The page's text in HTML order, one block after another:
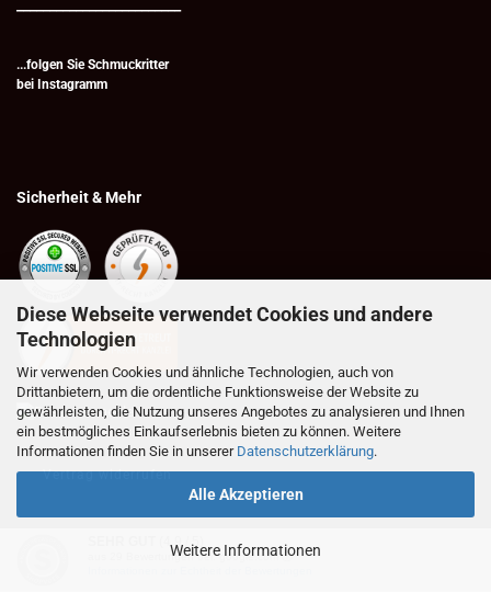
Diese Webseite verwendet Cookies und andere
Technologien
Wir verwenden Cookies und ähnliche Technologien, auch von
Drittanbietern, um die ordentliche Funktionsweise der Website zu
gewährleisten, die Nutzung unseres Angebotes zu analysieren und Ihnen
ein bestmögliches Einkaufserlebnis bieten zu können. Weitere
Informationen finden Sie in unserer Datenschutzerklärung.
Alle Akzeptieren
Weitere Informationen
...folgen Sie Schmuckritter
bei Instagramm
Sicherheit & Mehr
Vertrag widerrufen
(4.9 / 5)
Bewertungen bei: google.com ⓘ